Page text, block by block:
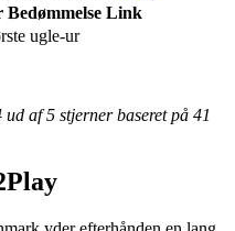
Bedømmelse Link
ugle-ur
ud af 5 stjerner baseret på 41